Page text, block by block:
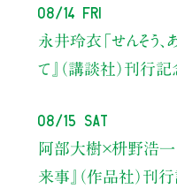
08/14 Fri
永井玲衣 「せんそう
て』（講談社）刊行記
08/15 Sat
阿部大樹×枡野浩一
来事』（作品社）刊